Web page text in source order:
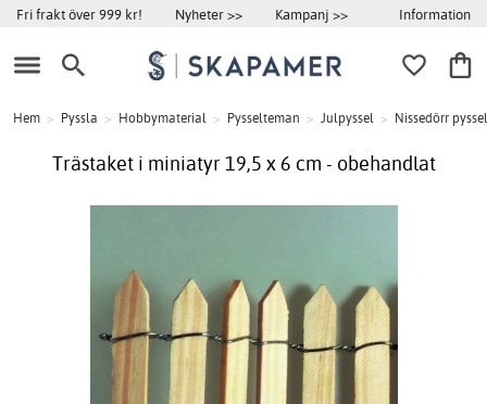
Fri frakt över 999 kr! Nyheter >> Kampanj >> Information
Hem > Pyssla > Hobbymaterial > Pysselteman > Julpyssel > Nissedörr pyssel
Trästaket i miniatyr 19,5 x 6 cm - obehandlat